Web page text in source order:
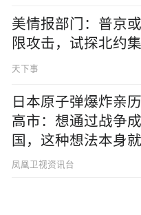
美情报部门：普京
限攻击，试探北约
天下事
日本原子弹爆炸亲
高市：想通过战争
国，这种想法本身
的
凤凰卫视资讯台